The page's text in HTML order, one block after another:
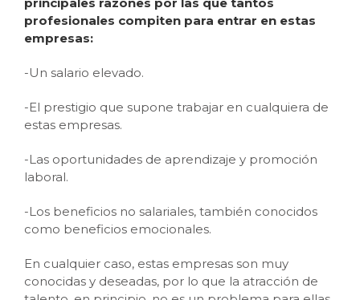
profesionales compiten para entrar en estas
empresas:
-Un salario elevado.
-El prestigio que supone trabajar en cualquiera de
estas empresas.
-Las oportunidades de aprendizaje y promoción
laboral.
-Los beneficios no salariales, también conocidos
como beneficios emocionales.
En cualquier caso, estas empresas son muy
conocidas y deseadas, por lo que la atracción de